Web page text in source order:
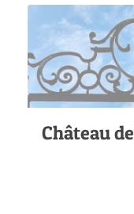
Château